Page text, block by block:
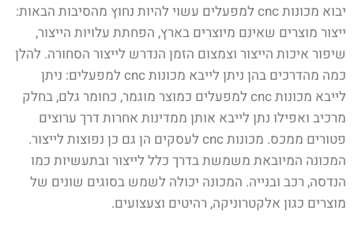
יבוא מכונות cnc למפעלים עשוי להיות נחוץ מהסיבות הבאות:
ייצור מוצרים שאינם מיוצרים בארץ, הפחתת עלויות הייצור,
שיפור איכות הייצור וצמצום הזמן הנדרש לייצור הסחורה. להלן
כמה מהדרכים בהן ניתן לייבא מכונות cnc למפעלים: ניתן
לייבא מכונות cnc למפעלים כמוצר מוגמר, כחומר גלם, בחלק
מרכיב ואפילו נתן לייבא אותן ממדינות אחרות דרך ערוצים
פטורים ממכס. מכונות cnc לעסקים הן גם כן נפוצות לייצור.
המכונה המיובאת משמשת בדרך כלל לייצור ובתעשיות כמו
הנדסה, רכב ובנייה. המכונה יכולה לשמש בסוגים שונים של
מוצרים כגון אלקטרוניקה, רהיטים וצעצועים.